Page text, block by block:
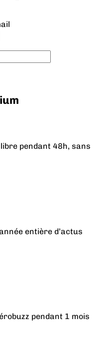
pendant 48h, sans
entière d’actus
pendant 1 mois